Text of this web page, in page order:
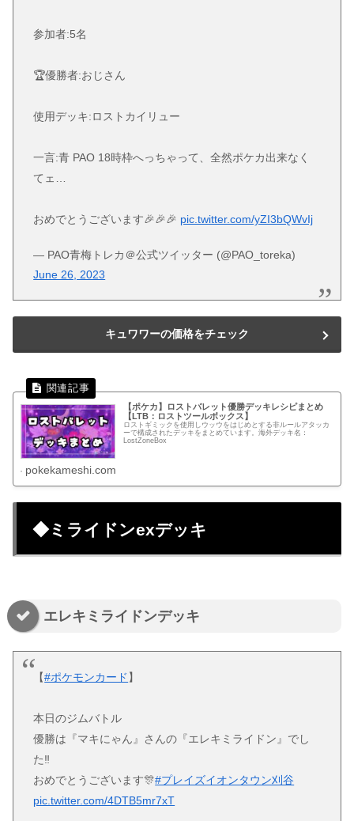
参加者:5名
🏆優勝者:おじさん
使用デッキ:ロストカイリュー
一言:青 PAO 18時枠へっちゃって、全然ポケカ出来なく
てェ…
おめでとうございます🎉🎉🎉 pic.twitter.com/yZI3bQWvIj
— PAO青梅トレカ＠公式ツイッター (@PAO_toreka)
June 26, 2023
キュワワーの価格をチェック
【ポケカ】ロストバレット優勝デッキレシピまとめ
【LTB：ロストツールボックス】
ロストギミックを使用しウッウをはじめとする非ルールアタッカ
ーで構成されたデッキをまとめています。海外デッキ名：
LostZoneBox
pokekameshi.com
◆ミライドンexデッキ
エレキミライドンデッキ
【#ポケモンカード 】
本日のジムバトル
優勝は『マキにゃん』さんの『エレキミライドン』でし
た‼️
おめでとうございます🎊#プレイズイオンタウン刈谷
pic.twitter.com/4DTB5mr7xT